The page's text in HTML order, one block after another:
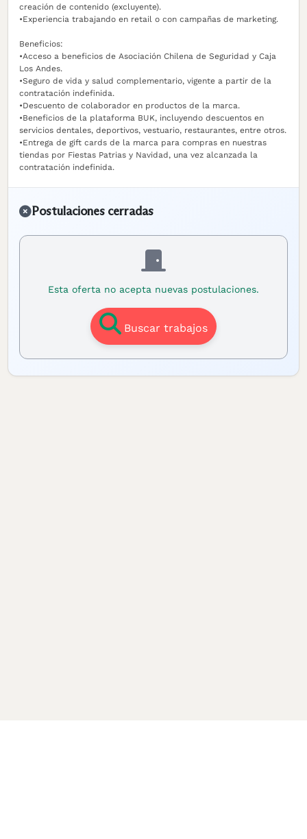
creación de contenido (excluyente).
•Experiencia trabajando en retail o con campañas de marketing.
Beneficios:
•Acceso a beneficios de Asociación Chilena de Seguridad y Caja
Los Andes.
•Seguro de vida y salud complementario, vigente a partir de la
contratación indefinida.
•Descuento de colaborador en productos de la marca.
•Beneficios de la plataforma BUK, incluyendo descuentos en
servicios dentales, deportivos, vestuario, restaurantes, entre otros.
•Entrega de gift cards de la marca para compras en nuestras
tiendas por Fiestas Patrias y Navidad, una vez alcanzada la
contratación indefinida.
Postulaciones cerradas
Esta oferta no acepta nuevas postulaciones.
Buscar trabajos